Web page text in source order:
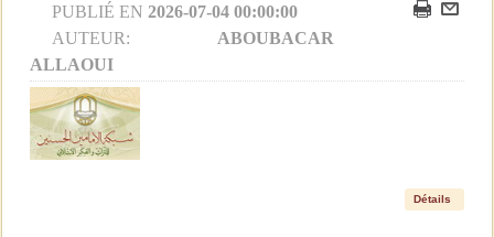
PUBLIÉ EN 2026-07-04 00:00:00
AUTEUR:
ABOUBACAR
ALLAOUI
Détails